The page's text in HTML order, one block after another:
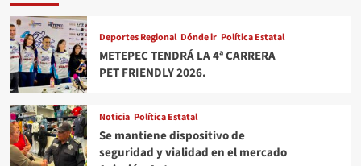
DE
CULTURA
EN
Deportes Regional Dónde ir Política Estatal
METEPEC TENDRÁ LA 4ª CARRERA
PET FRIENDLY 2026.
Noticia Política Estatal
Se mantiene dispositivo de
seguridad y vialidad en el mercado